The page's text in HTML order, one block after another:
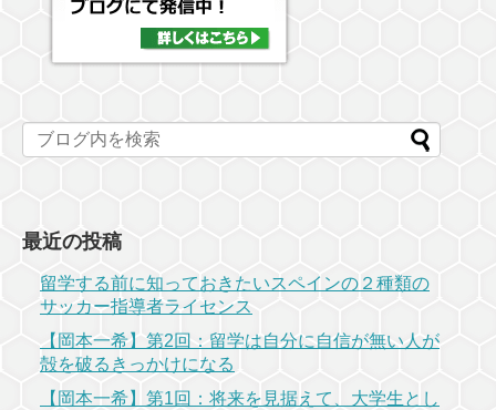
最近の投稿
留学する前に知っておきたいスペインの２種類の
サッカー指導者ライセンス
【岡本一希】第2回：留学は自分に自信が無い人が
殻を破るきっかけになる
【岡本一希】第1回：将来を見据えて、大学生とし